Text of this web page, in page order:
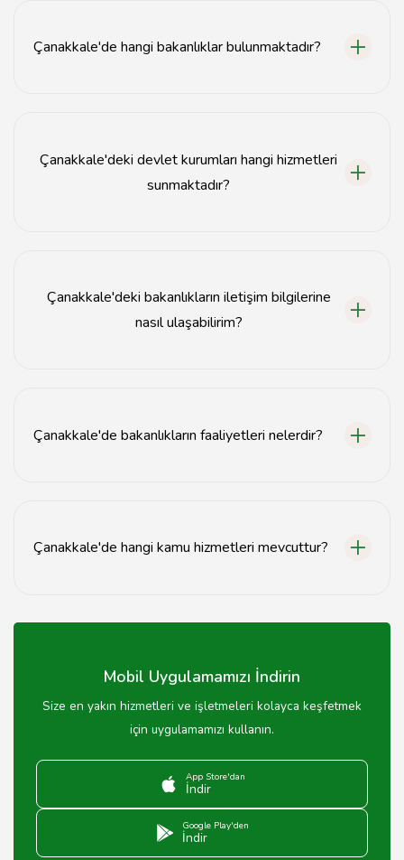
Çanakkale'de hangi bakanlıklar bulunmaktadır?
Çanakkale'deki devlet kurumları hangi hizmetleri
sunmaktadır?
Çanakkale'deki bakanlıkların iletişim bilgilerine
nasıl ulaşabilirim?
Çanakkale'de bakanlıkların faaliyetleri nelerdir?
Çanakkale'de hangi kamu hizmetleri mevcuttur?
yardımlar ve güvenlik hizmetleri gibi kamu hizmetleri
Mobil Uygulamamızı İndirin
Size en yakın hizmetleri ve işletmeleri kolayca keşfetmek
için uygulamamızı kullanın.
App Store'dan
İndir
Google Play'den
İndir